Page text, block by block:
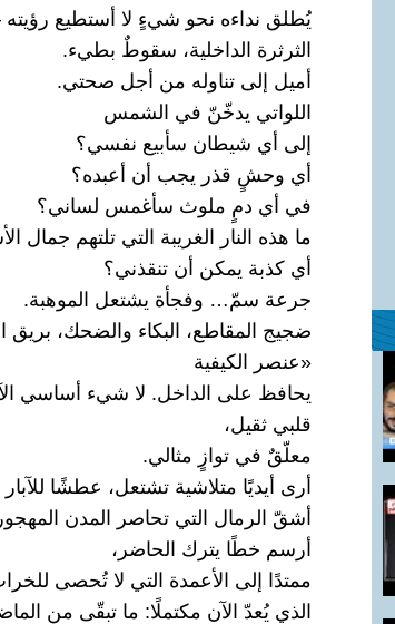
يُطلق نداءه نحو شيءٍ لا أستطيع
الثرثرة الداخلية، سقوطٌ بطيء.
أميل إلى تناوله من أجل صحتي.
اللواتي يدخّنّ في الشمس
إلى أي شيطان سأبيع نفسي؟
أي وحشٍ قذر يجب أن أعبده؟
في أي دمٍ ملوث سأغمس لساني؟
ما هذه النار الغريبة التي تلتهم جمال
أي كذبة يمكن أن تنقذني؟
جرعة سمّ… وفجأة يشتعل الموهبة.
ضجيج المقاطع، البكاء والضحك، بريق
«عنصر الكيفية
يحافظ على الداخل. لا شيء أساسي
قلبي ثقيل،
معلّقٌ في توازٍ مثالي.
أرى أيديًا متلاشية تشتعل، عطشًا
أشقّ الرمال التي تحاصر المدن
أرسم خطًا يترك الحاضر،
ممتدًا إلى الأعمدة التي لا تُحصى
الذي يُعدّ الآن مكتملًا: ما تبقّى من